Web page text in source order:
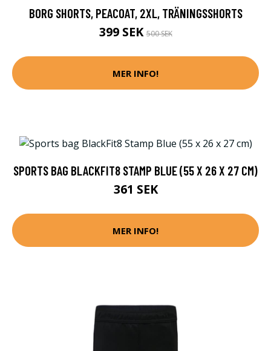
BORG SHORTS, PEACOAT, 2XL, TRÄNINGSSHORTS
399 SEK500 SEK
MER INFO!
SPORTS BAG BLACKFIT8 STAMP BLUE (55 X 26 X 27 CM)
361 SEK
MER INFO!